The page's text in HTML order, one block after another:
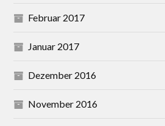
Februar 2017
Januar 2017
Dezember 2016
November 2016